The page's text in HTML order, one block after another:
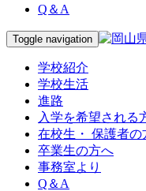
Q＆A
Toggle navigation
学校紹介
学校生活
進路
入学を希望される
在校生・ 保護者の
卒業生の方へ
事務室より
Q＆A